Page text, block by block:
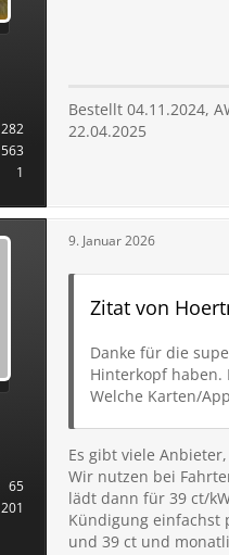
282
563
1
Bestellt 04.11.2024,
22.04.2025
65
201
9. Januar 2026
Zitat von
Danke für die
Hinterkopf haben.
Welche Karten/
Es gibt viele
Wir nutzen bei
lädt dann für 39 ct/
Kündigung einfachst
und 39 ct und